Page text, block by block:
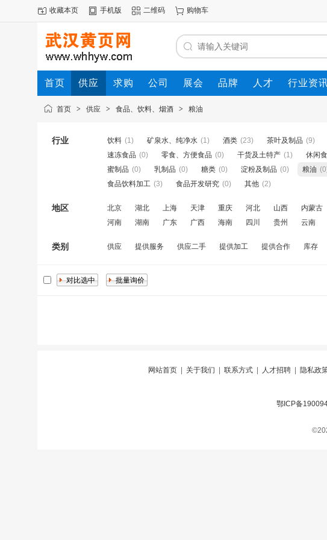
收藏本页 手机版 二维码 购物车
首页 供应 求购 公司 展会 品牌 人才 行业资
首页 > 供应 > 食品、饮料、烟酒 > 粮油
行业 饮料 (1) 矿泉水、纯净水 (1) 酒类 (23) 茶叶及制品 (9)
速冻食品 (0) 零食、方便食品 (0) 干货及土特产 (1) 休闲
蜜制品 (0) 乳制品 (0) 糖类 (0) 淀粉及制品 (0) 粮油
食品饮料加工 (3) 食品开发研究 (0) 其他 (2)
地区 北京 湖北 上海 天津 重庆 河北 山西 内蒙古
河南
湖南 广东 广西 海南 四川 贵州 云南
类别 供应 提供服务 供应二手 提供加工 提供合作 库存
网站首页| 关于我们 联系方式| 人才招聘| 隐私政
鄂ICP备